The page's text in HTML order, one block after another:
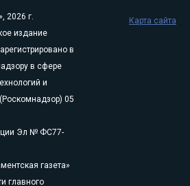
2026 г.
издание
в
в сфере
и
05
Эл № ФС77-
газета»
главного
Карта сайта